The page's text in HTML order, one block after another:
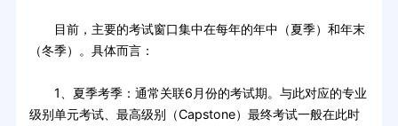
目前，主要的考试窗口集中在每年的年中（夏季）和年末
（冬季）。具体而言：
1、夏季考季：通常关联6月份的考试期。与此对应的专业
级别单元考试、最高级别（Capstone）最终考试一般在此时